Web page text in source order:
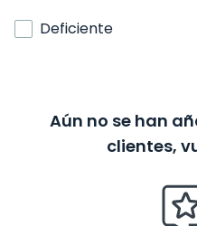
Deficiente
Aún no se han
clientes,